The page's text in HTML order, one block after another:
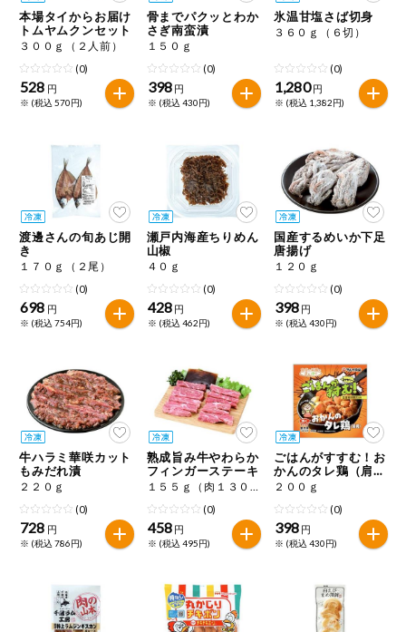
くらしの定番品（毎週企画）
専門ショップサイト
パルコープ・よどがわ生協のサービス
パルコープ・よどがわ生協の情報サイト
ご利用ガイド
アプリのダウンロード
PC版サイトを表示
テキスト注文サイトを表示
お問い合わせ
ティッシュ・
トイレットペ
ーパー
衛生・生理用
品
洗濯・バス・
トイレ用品
住居・生活用
コスメ＆ボデ
ィケア
衣料品
趣味・娯楽
ペット
先着限定企画
スマート・ワ
ン注文
鶏肉 バナナ
マカダミアナッツ やまいも
アレルゲン情報は、商品企画時の情報のため、ご使用前には
必ず商品パッケージの表示をご確認ください。
特定原材料に準ずるものは、お取引先から情報提供のあった
範囲でのお知らせです。
本場タイからお届け
トムヤムクンセット
３００ｇ（２人前）
(0)
528 円
※ (税込 570円)
骨までパクッとわか
さぎ南蛮漬
１５０ｇ
(0)
398 円
※ (税込 430円)
氷温甘塩さば切身
３６０ｇ（６切）
(0)
1,280 円
※ (税込 1,382円)
渡邊さんの旬あじ開
き
１７０ｇ（２尾）
(0)
698 円
※ (税込 754円)
瀬戸内海産ちりめん
山椒
４０ｇ
(0)
428 円
※ (税込 462円)
国産するめいか下足
唐揚げ
１２０ｇ
(0)
398 円
※ (税込 430円)
牛ハラミ華咲カット
もみだれ漬
２２０ｇ
(0)
728 円
※ (税込 786円)
熟成旨み牛やわらか
フィンガーステーキ
１５５ｇ（肉１３０ｇ、ソース２５ｇ）
(0)
458 円
※ (税込 495円)
ごはんがすすむ！お
かんのタレ鶏（肩
肉）
２００ｇ
(0)
398 円
※ (税込 430円)